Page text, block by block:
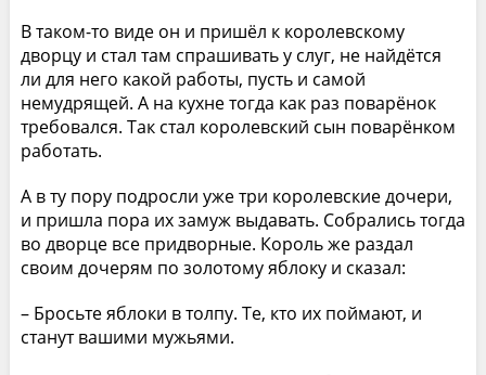
В таком-то виде он и пришёл к королевскому
дворцу и стал там спрашивать у слуг, не найдётся
ли для него какой работы, пусть и самой
немудрящей. А на кухне тогда как раз поварёнок
требовался. Так стал королевский сын поварёнком
работать.
А в ту пору подросли уже три королевские дочери,
и пришла пора их замуж выдавать. Собрались тогда
во дворце все придворные. Король же раздал
своим дочерям по золотому яблоку и сказал:
– Бросьте яблоки в толпу. Те, кто их поймают, и
станут вашими мужьями.